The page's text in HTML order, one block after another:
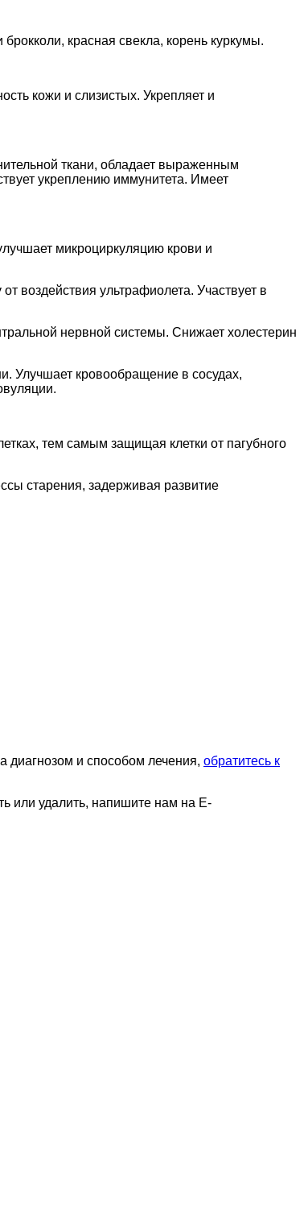
красная свекла, корень куркумы.
кожи и слизистых. Укрепляет и
ткани, обладает выраженным
укреплению иммунитета. Имеет
микроциркуляцию крови и
воздействия ультрафиолета. Участвует в
нервной системы. Снижает холестерин
Улучшает кровообращение в сосудах,
тем самым защищая клетки от пагубного
старения, задерживая развитие
диагнозом и способом лечения, обратитесь к
или удалить, напишите нам на E-